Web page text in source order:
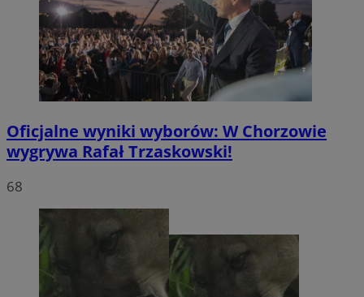
Oficjalne wyniki wyborów: W Chorzowie
wygrywa Rafał Trzaskowski!
68